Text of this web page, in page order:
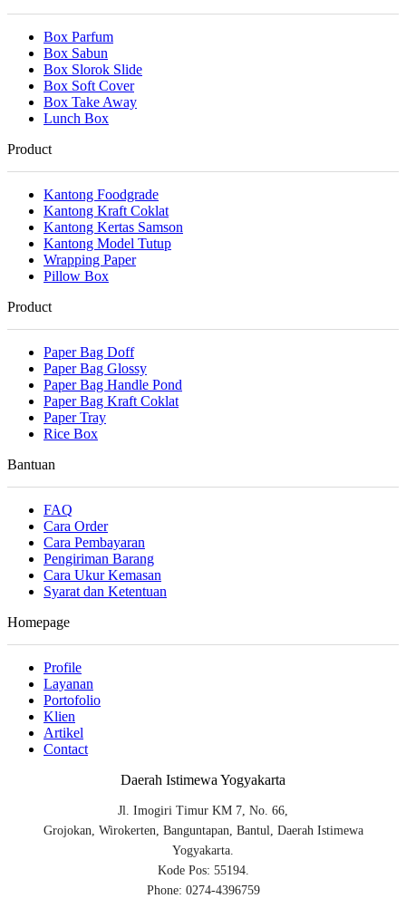
Box Parfum
Box Sabun
Box Slorok Slide
Box Soft Cover
Box Take Away
Lunch Box
Product
Kantong Foodgrade
Kantong Kraft Coklat
Kantong Kertas Samson
Kantong Model Tutup
Wrapping Paper
Pillow Box
Product
Paper Bag Doff
Paper Bag Glossy
Paper Bag Handle Pond
Paper Bag Kraft Coklat
Paper Tray
Rice Box
Bantuan
FAQ
Cara Order
Cara Pembayaran
Pengiriman Barang
Cara Ukur Kemasan
Syarat dan Ketentuan
Homepage
Profile
Layanan
Portofolio
Klien
Artikel
Contact
Daerah Istimewa Yogyakarta
Jl. Imogiri Timur KM 7, No. 66,
Grojokan, Wirokerten, Banguntapan, Bantul, Daerah Istimewa
Yogyakarta.
Kode Pos: 55194.
Phone: 0274-4396759